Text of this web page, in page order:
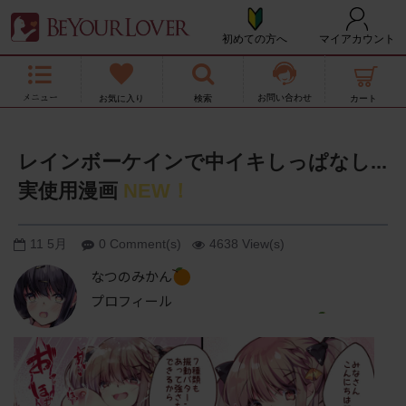
初めての方へ マイアカウント
お問い合わせ
レインボーケインで中イキしっぱなし...
実使用漫画 NEW！
11 5月 0 Comment(s) 4638 View(s)
なつのみかん
プロフィール
@dale_ver2